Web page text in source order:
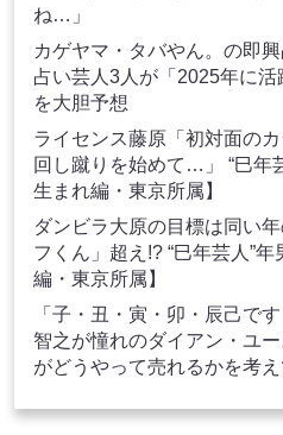
ね…」
カゲヤマ・タバやん。の即
占い芸人3人が「2025年に活
を大胆予想
ライセンス藤原「初対面の
回し蹴りを始めて…」 “巳年
生まれ編・東京所属】
ダンビラ大原の目標は同い
フくん」超え!? “巳年芸人”
編・東京所属】
「子・丑・寅・卯・辰己で
智之が憧れのダイアン・ユ
がどうやって売れるかを考え